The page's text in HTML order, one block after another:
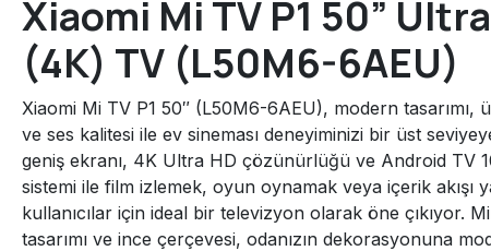
Xiaomi Mi TV P1 50”
(4K) TV (L50M6-6AEU)
Xiaomi Mi TV P1 50″ (L50M6-6AEU), modern tasarımı,
ve ses kalitesi ile ev sineması deneyiminizi bir üst
geniş ekranı, 4K Ultra HD çözünürlüğü ve Android TV
sistemi ile film izlemek, oyun oynamak veya içerik akışı
kullanıcılar için ideal bir televizyon olarak öne çıkıyor.
tasarımı ve ince çerçevesi, odanızın dekorasyonuna